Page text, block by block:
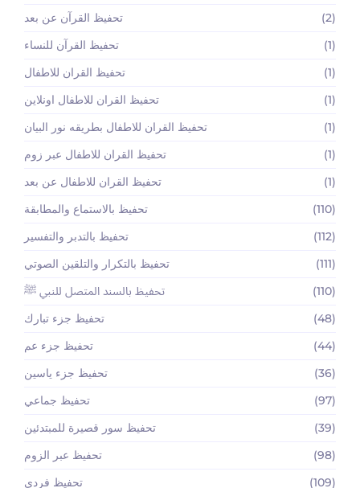
تحفيظ القرآن عن بعد
(2)
تحفيظ القرآن للنساء
(1)
تحفيظ القران للاطفال
(1)
تحفيظ القران للاطفال اونلاين
(1)
تحفيظ القران للاطفال بطريقه نور البيان
(1)
تحفيظ القران للاطفال عبر زوم
(1)
تحفيظ القران للاطفال عن بعد
(1)
تحفيظ بالاستماع والمطابقة
(110)
تحفيظ بالتدبر والتفسير
(112)
تحفيظ بالتكرار والتلقين الصوتي
(111)
تحفيظ بالسند المتصل للنبي ﷺ
(110)
تحفيظ جزء تبارك
(48)
تحفيظ جزء عم
(44)
تحفيظ جزء ياسين
(36)
تحفيظ جماعي
(97)
تحفيظ سور قصيرة للمبتدئين
(39)
تحفيظ عبر الزوم
(98)
تحفيظ فردي
(109)